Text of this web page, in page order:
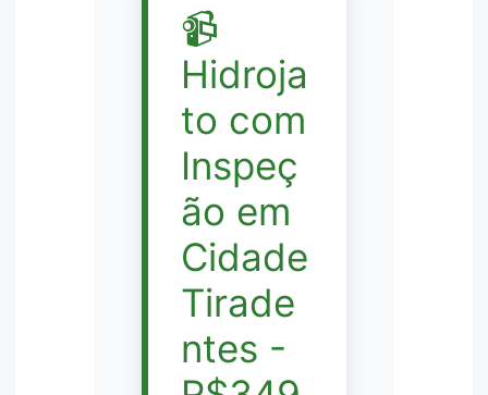
📹
Hidroja
to com
Inspeç
ão em
Cidade
Tirade
ntes -